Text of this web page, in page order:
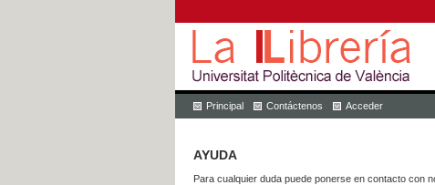
Principal Contáctenos Acceder
AYUDA
Para cualquier duda puede ponerse en contacto con